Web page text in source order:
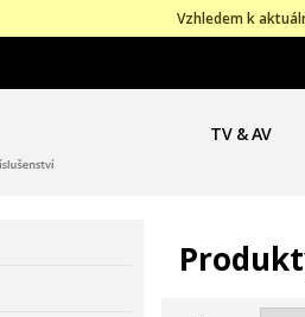
Vzhledem k
TV & AV